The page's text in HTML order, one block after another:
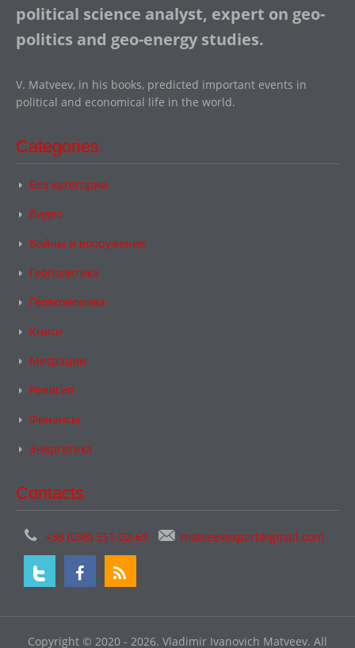
political science analyst, expert on geo-
politics and geo-energy studies.
V. Matveev, in his books, predicted important events in
political and economical life in the world.
Categories:
Без категории
Видео
Войны и вооружение
Геополитика
Геоэкономика
Книги
Миграции
Религия
Финансы
Энергетика
Contacts
+38 (098) 551-02-69 matveevexpert@gmail.com
Copyright © 2020 - 2026. Vladimir Ivanovich Matveev. All